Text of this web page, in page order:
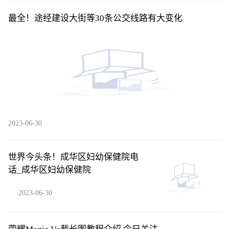
最全！途经建设大街等30条公交线路有大变化
2023-06-30
世界今头条！成华区妇幼保健院电
话_成华区妇幼保健院
2023-06-30